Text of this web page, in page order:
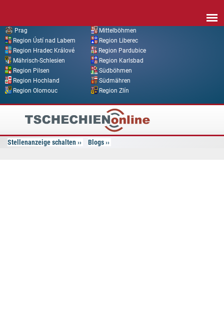
Prag
Mittelböhmen
Region Ústí nad Labem
Region Liberec
Region Hradec Králové
Region Pardubice
Mährisch-Schlesien
Region Karlsbad
Region Pilsen
Südböhmen
Region Hochland
Südmähren
Region Olomouc
Region Zlín
Tschechien
Online
Stellenanzeige schalten Blogs